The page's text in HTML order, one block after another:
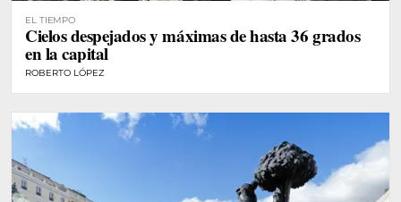
EL TIEMPO
Cielos despejados y máximas de hasta 36 grados
en la capital
ROBERTO LÓPEZ